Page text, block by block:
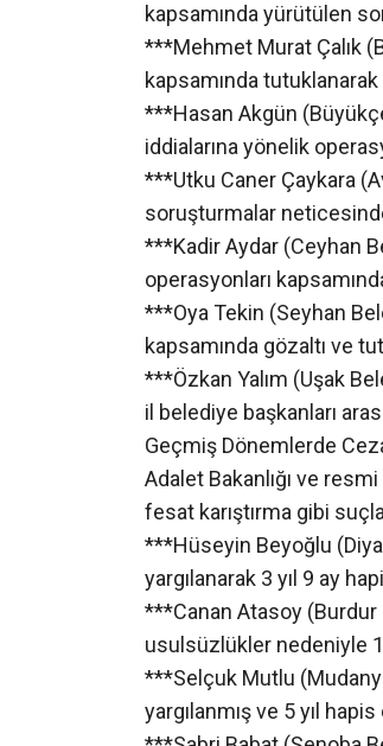
kapsamında yürütülen
***Mehmet Murat Çalık
kapsamında
***Hasan Akgün
iddialarına yönelik
***Utku Caner Çaykara
soruşturmalar
***Kadir Aydar (Ceyhan
operasyonları
***Oya Tekin (Seyhan
kapsamında gözaltı ve
***Özkan Yalım (Uşak
il belediye başkanları
Geçmiş Dönemlerde
Adalet Bakanlığı ve
fesat karıştırma gibi
***Hüseyin Beyoğlu
yargılanarak 3 yıl 9 ay
***Canan Atasoy (Burdur
usulsüzlükler nedeniyle
***Selçuk Mutlu
yargılanmış ve 5 yıl hapis